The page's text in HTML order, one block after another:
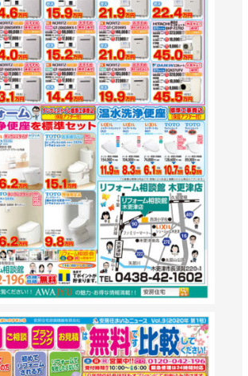
イベント お知らせ
チラシ
安房住まいる
例
採用 アルバイト採用 中途採用
集
せ